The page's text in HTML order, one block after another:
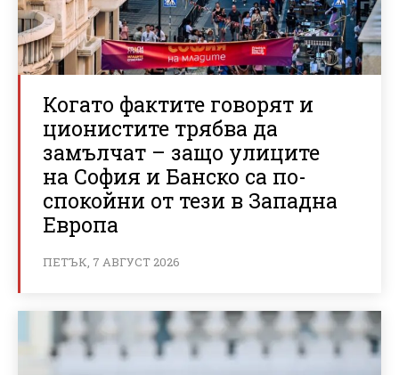
Когато фактите говорят и
ционистите трябва да
замълчат – защо улиците
на София и Банско са по-
спокойни от тези в Западна
Европа
ПЕТЪК, 7 АВГУСТ 2026